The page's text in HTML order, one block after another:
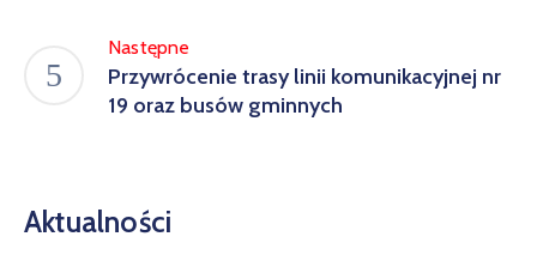
Następne
Przywrócenie trasy linii komunikacyjnej nr
19 oraz busów gminnych
Aktualności